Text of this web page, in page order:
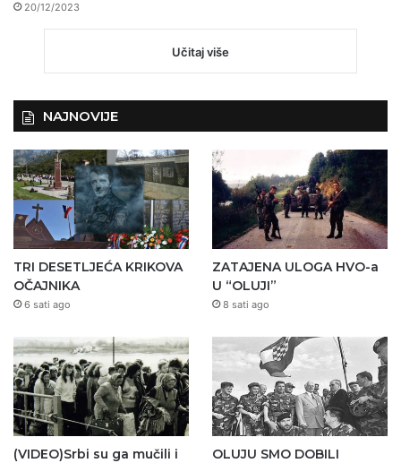
20/12/2023
Učitaj više
NAJNOVIJE
TRI DESETLJEĆA KRIKOVA
OČAJNIKA
6 sati ago
ZATAJENA ULOGA HVO-a
U “OLUJI”
8 sati ago
(VIDEO)Srbi su ga mučili i
OLUJU SMO DOBILI